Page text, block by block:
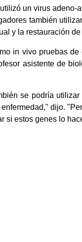
un virus
también
y la restauración
in vivo pruebas
asistente de
se podría
dijo.
si estos genes lo